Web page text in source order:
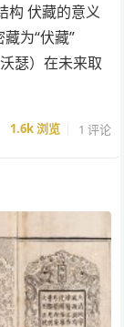
构 伏藏的意义
为“伏藏”
瑟）在未来取
1.6k浏览 1 评论